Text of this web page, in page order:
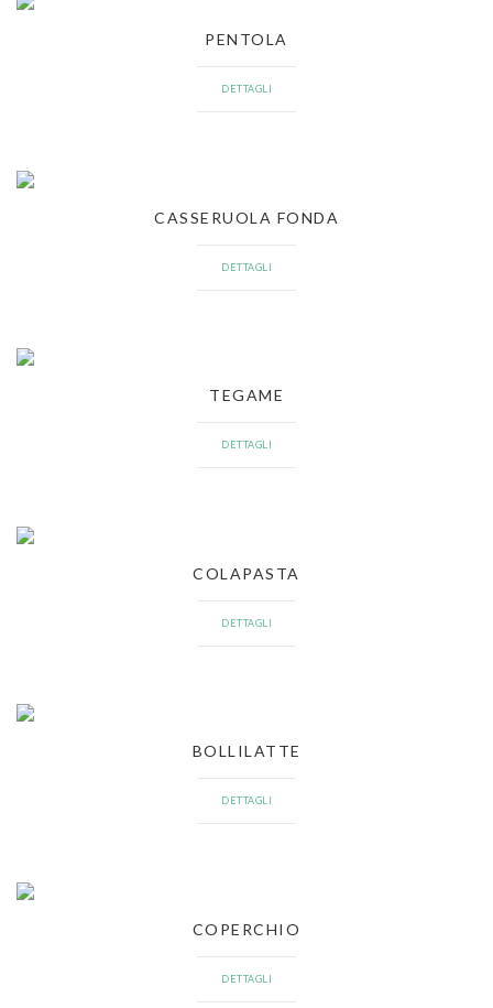
PENTOLA
DETTAGLI
CASSERUOLA FONDA
DETTAGLI
TEGAME
DETTAGLI
COLAPASTA
DETTAGLI
BOLLILATTE
DETTAGLI
COPERCHIO
DETTAGLI